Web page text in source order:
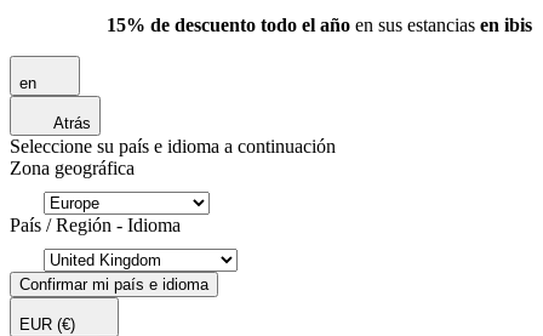
15% de descuento todo el año en sus estancias en ibis
en
Atrás
Seleccione su país e idioma a continuación
Zona geográfica
País / Región - Idioma
Confirmar mi país e idioma
EUR (€)